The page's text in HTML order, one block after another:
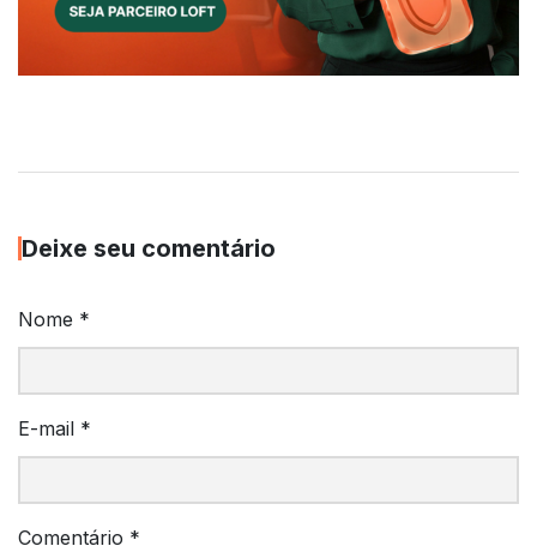
Deixe seu comentário
Comentário *
Nome *
E-mail *